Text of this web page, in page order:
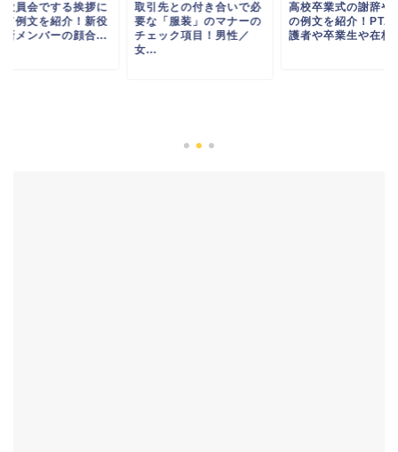
役員会でする挨拶に
て例文を紹介！新役
新メンバーの顔合...
取引先との付き合いで必
要な「服装」のマナーの
チェック項目！男性／
女...
高校卒業式の謝辞や
の例文を紹介！PTA
護者や卒業生や在校